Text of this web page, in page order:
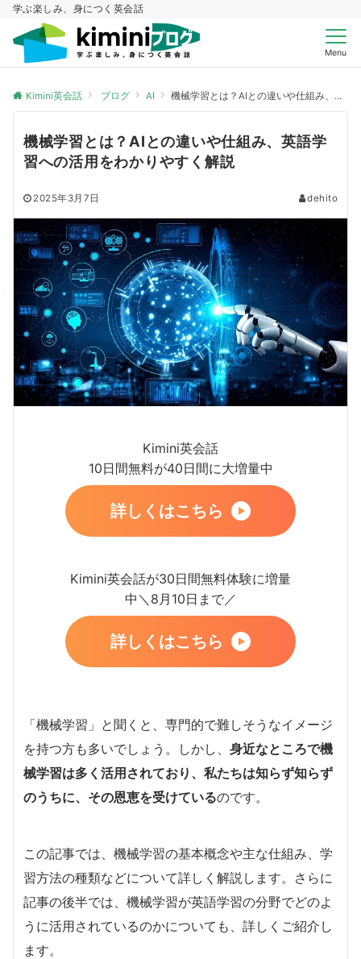
学ぶ楽しみ、身につく英会話
Menu
Kimini英会話 ブログ AI 機械学習とは？AIとの違いや仕組み、英語学習への活用をわかりやすく解説
機械学習とは？AIとの違いや仕組み、英語学
習への活用をわかりやすく解説
2025年3月7日 dehito
Kimini英会話
10日間無料が40日間に大増量中
詳しくはこちら
Kimini英会話が30日間無料体験に増量
中＼8月10日まで／
詳しくはこちら
「機械学習」と聞くと、専門的で難しそうなイメージ
を持つ方も多いでしょう。しかし、 身近なところで機
械学習は多く活用されており、私たちは知らず知らず
のうちに、その恩恵を受けているのです。
この記事では、機械学習の基本概念や主な仕組み、学
習方法の種類などについて詳しく解説します。さらに
記事の後半では、機械学習が英語学習の分野でどのよ
うに活用されているのかについても、詳しくご紹介し
ます。